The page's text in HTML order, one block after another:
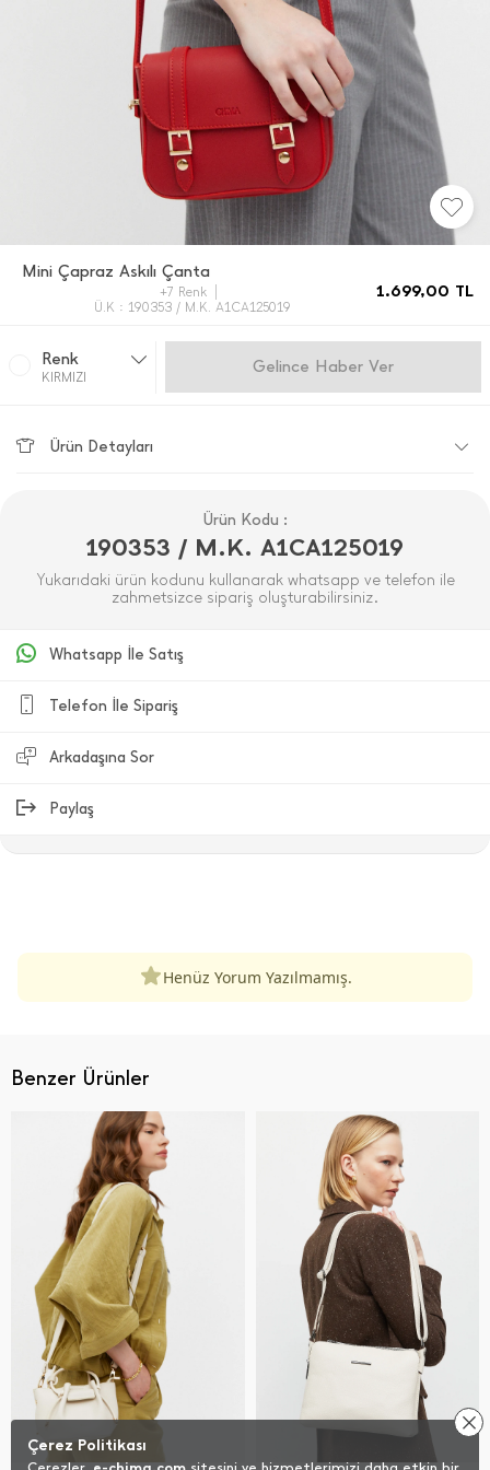
Mini Çapraz Askılı Çanta
+7 Renk
Ü.K : 190353 / M.K. A1CA125019
1.699,00 TL
Renk
KIRMIZI
Gelince Haber Ver
Ürün Detayları
Ürün Kodu :
190353 / M.K. A1CA125019
Yukarıdaki ürün kodunu kullanarak whatsapp ve telefon ile
zahmetsizce sipariş oluşturabilirsiniz.
Whatsapp İle Satış
Telefon İle Sipariş
Arkadaşına Sor
Paylaş
Henüz Yorum Yazılmamış.
Benzer Ürünler
Çerez Politikası